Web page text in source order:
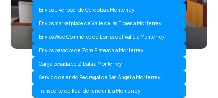
Envios Liverpool de Cordoba a Monterrey
Envios marketplace de Valle de las Flores a Monterrey
Envios Woo Commerce de Lomas del Valle a Monterrey
Envios pesados de Zona Plateada a Monterrey
Carga pesada de Zibatá a Monterrey
Servicio de envio Pedregal de San Ángel a Monterrey
Transporte de Real de Juriquilla a Monterrey